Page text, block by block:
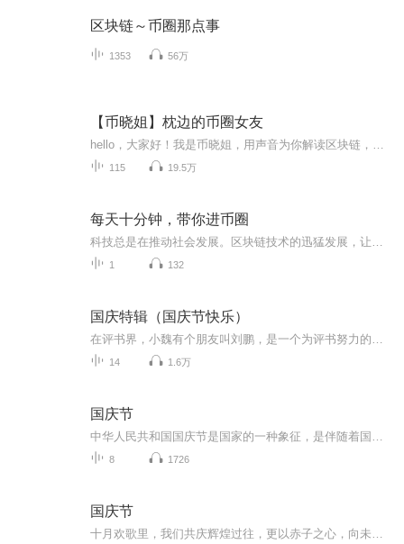
区块链～币圈那点事
1353 56万
【币晓姐】枕边的币圈女友
115 19.5万
每天十分钟，带你进币圈
1 132
国庆特辑（国庆节快乐）
14 1.6万
国庆节
8 1726
国庆节